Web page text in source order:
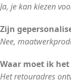
Ja, je kan kiezen
Zijn
Nee,
Waar moet ik
Het retouradres